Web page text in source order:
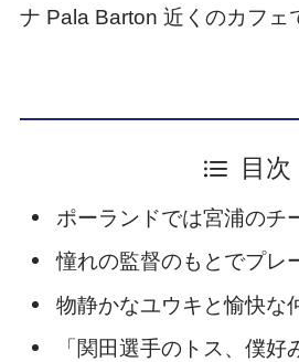
ナ Pala Barton 近くのカフェ
目次
ポーランドでは宮浦のチ
憧れの監督のもとでプレ
物静かなユウキと愉快な
「関田選手のトス、僕好